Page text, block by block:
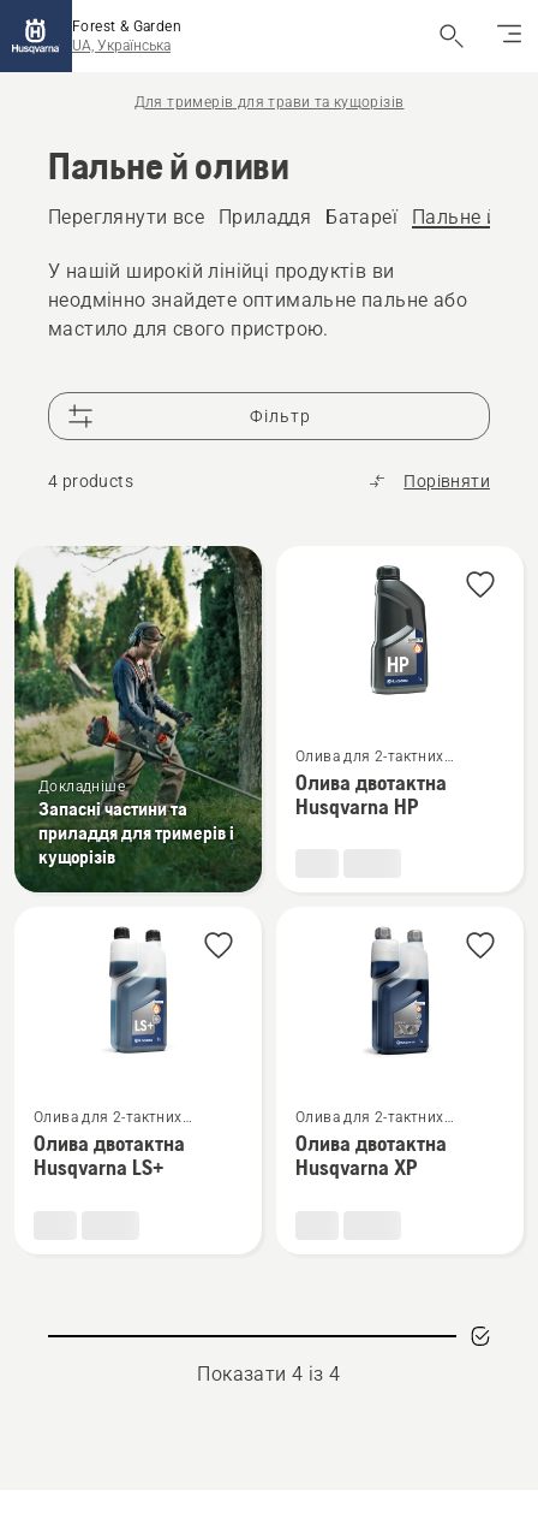
Forest & Garden
UA, Українська
Для тримерів для трави та кущорізів
Пальне й оливи
Переглянути все Приладдя Батареї Пальне й
У нашій широкій лінійці продуктів ви
неодмінно знайдете оптимальне пальне або
мастило для свого пристрою.
Фільтр
4 products Порівняти
Всі
вироби
Докладніше
Запасні частини та
приладдя для тримерів і
кущорізів
більше
деталей
про
Олива для 2-тактних
двигунів
Олива двотактна
Husqvarna HP
більше
деталей
про
Олива для 2-тактних
двигунів
Олива двотактна
Husqvarna LS+
більше
деталей
про
Олива для 2-тактних
двигунів
Олива двотактна
Husqvarna XP
Показати 4 із 4